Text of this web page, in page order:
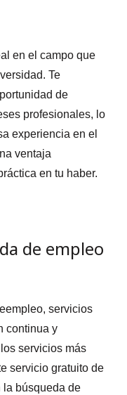
en el campo que
Te
de
profesionales, lo
experiencia en el
ventaja
en tu haber.
de empleo
servicios
continua y
servicios más
servicio gratuito de
la búsqueda de